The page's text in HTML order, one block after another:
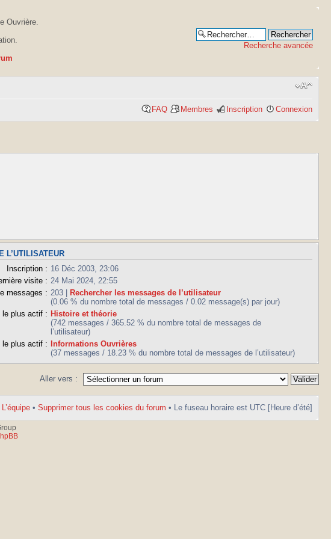
Ouvrière.
Recherche avancée
FAQ Membres Inscription Connexion
L’UTILISATEUR
Inscription : 16 Déc 2003, 23:06
visite : 24 Mai 2024, 22:55
messages : 203 |Rechercher les messages de l’utilisateur
(0.06 % du nombre total de messages / 0.02 message(s) par jour)
le plus actif : Histoire et théorie
(742 messages / 365.52 % du nombre total de messages de
l’utilisateur)
le plus actif : Informations Ouvrières
(37 messages / 18.23 % du nombre total de messages de l’utilisateur)
Aller vers :
L’équipe • Supprimer tous les cookies du forum • Le fuseau horaire est UTC [Heure d’été]